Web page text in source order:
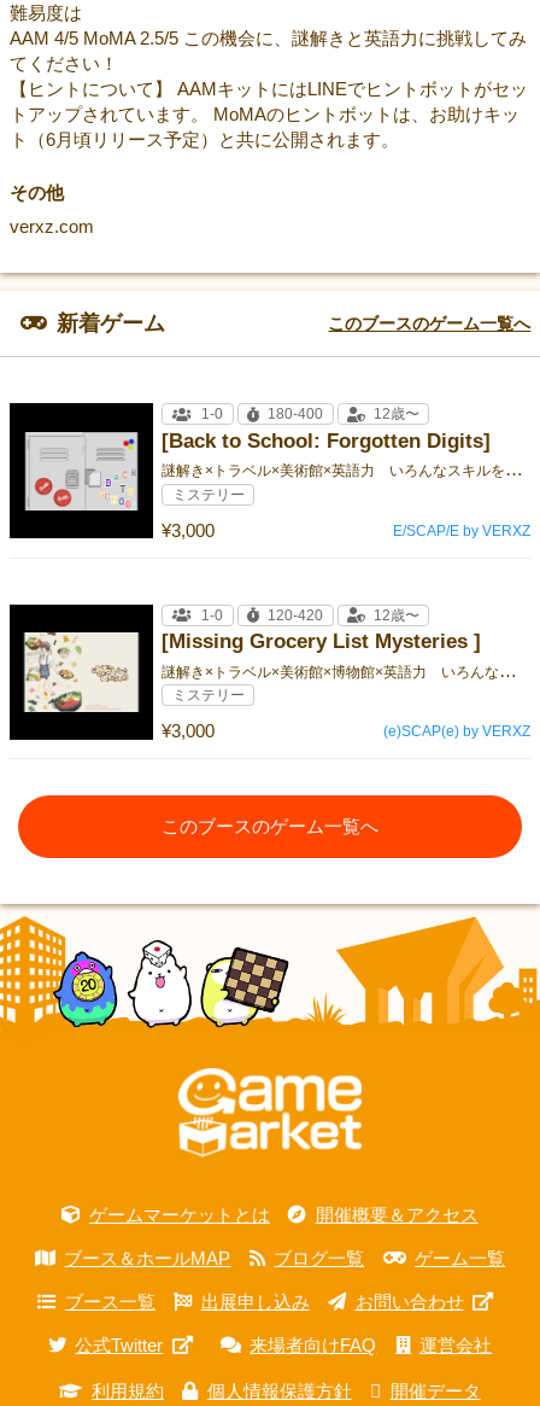
難易度は
AAM 4/5 MoMA 2.5/5 この機会に、謎解きと英語力に挑戦してみ
てください！
【ヒントについて】 AAMキットにはLINEでヒントボットがセッ
トアップされています。 MoMAのヒントボットは、お助けキッ
ト（6月頃リリース予定）と共に公開されます。
その他
verxz.com
新着ゲーム このブースのゲーム一覧へ
[Back to School: Forgotten Digits]
謎
解き×トラベル×美術館×英語力 いろんなスキルを試されるかつ学べる体験の謎解き
¥3,000
1-0 180-400 12歳〜
ミステリー
E/SCAP/E by VERXZ
[Missing Grocery List Mysteries ]
謎
解き×トラベル×美術館×博物館×英語力 いろんなスキルを試されるかつ学べる体験の謎解き
¥3,000
1-0 120-420 12歳〜
ミステリー
(e)SCAP(e) by VERXZ
このブースのゲーム一覧へ
ゲームマーケットとは 開催概要＆アクセス
ブース＆ホールMAP ブログ一覧 ゲーム一覧
ブース一覧 出展申し込み お問い合わせ
公式Twitter 来場者向けFAQ 運営会社
利用規約 個人情報保護方針 開催データ